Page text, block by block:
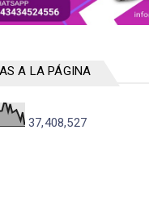
A LA PÁGINA
37,408,527